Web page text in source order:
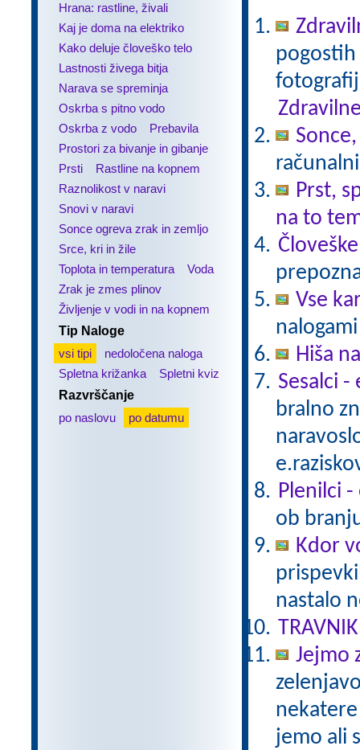
Hrana: rastline, živali
Kaj je doma na elektriko
Kako deluje človeško telo
Lastnosti živega bitja
Narava se spreminja
Oskrba s pitno vodo
Oskrba z vodo
Prebavila
Prostori za bivanje in gibanje
Prsti
Rastline na kopnem
Raznolikost v naravi
Snovi v naravi
Sonce ogreva zrak in zemljo
Srce, kri in žile
Toplota in temperatura
Voda
Zrak je zmes plinov
Življenje v vodi in na kopnem
Tip Naloge
vsi tipi
nedoločena naloga
Spletna križanka
Spletni kviz
Razvrščanje
po naslovu
po datumu
pogostih
Prst,
na to
Vse
Hiša
Sesalci -
bralno
Plenilci -
ob
Kdor
nastalo
TRAVNIK
Jejmo
jemo ali